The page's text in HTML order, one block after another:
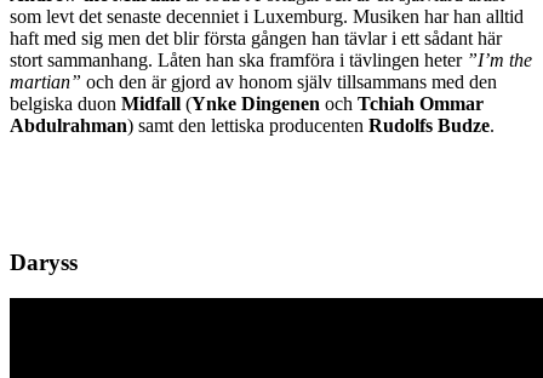
som levt det senaste decenniet i Luxemburg. Musiken har han alltid
haft med sig men det blir första gången han tävlar i ett sådant här
stort sammanhang. Låten han ska framföra i tävlingen heter ”I’m the
martian” och den är gjord av honom själv tillsammans med den
belgiska duon Midfall (Ynke Dingenen och Tchiah Ommar
Abdulrahman) samt den lettiska producenten Rudolfs Budze.
Daryss